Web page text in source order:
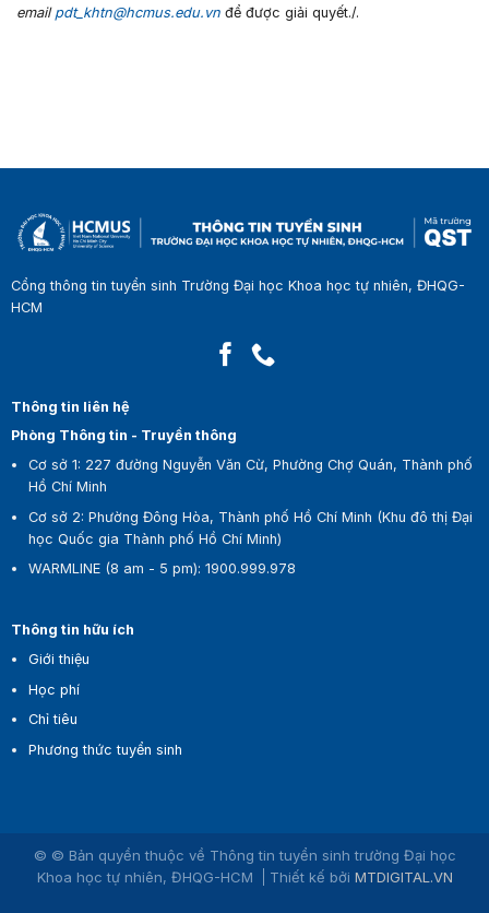
email pdt_khtn@hcmus.edu.vn để được giải quyết./.
Cổng thông tin tuyển sinh Trường Đại học Khoa học tự nhiên, ĐHQG-
HCM
Thông tin liên hệ
Phòng Thông tin - Truyền thông
Cơ sở 1: 227 đường Nguyễn Văn Cừ, Phường Chợ Quán, Thành phố
Hồ Chí Minh
Cơ sở 2: Phường Đông Hòa, Thành phố Hồ Chí Minh (Khu đô thị Đại
học Quốc gia Thành phố Hồ Chí Minh)
WARMLINE (8 am - 5 pm):1900.999.978
Thông tin hữu ích
Giới thiệu
Học phí
Chỉ tiêu
Phương thức tuyển sinh
© © Bản quyền thuộc về Thông tin tuyển sinh trường Đại học
Khoa học tự nhiên, ĐHQG-HCM
Thiết kế bởi MTDIGITAL.VN